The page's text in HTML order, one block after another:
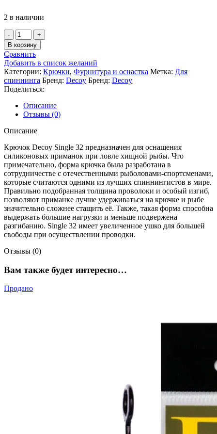
2 в наличии
Количество
товара
Крючок
Decoy
Single
32
#10
10шт
В корзину
Сравнить
Добавить в список желаний
Категории: Крючки, Фурнитура и оснастка Метка: Для
спиннинга Бренд: Decoy Бренд: Decoy
Поделиться:
Описание
Отзывы (0)
Описание
Крючок Decoy Single 32 предназначен для оснащения
силиконовых приманок при ловле хищной рыбы. Что
примечательно, форма крючка была разработана в
сотрудничестве с отечественными рыболовами-спортсменами,
которые считаются одними из лучших спиннингистов в мире.
Правильно подобранная толщина проволоки и особый изгиб,
позволяют приманке лучше удерживаться на крючке и рыбе
значительно сложнее стащить её. Также, такая форма способна
выдержать большие нагрузки и меньше подвержена
разгибанию. Single 32 имеет увеличенное ушко для большей
свободы при осуществлении проводки.
Отзывы (0)
Вам также будет интересно…
Продано